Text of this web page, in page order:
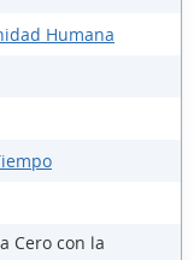
Humana
Cero con la